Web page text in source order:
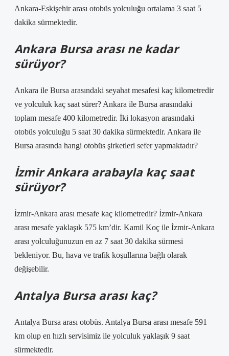
Ankara-Eskişehir arası otobüs yolculuğu ortalama 3 saat 5
dakika sürmektedir.
Ankara Bursa arası ne kadar
sürüyor?
Ankara ile Bursa arasındaki seyahat mesafesi kaç kilometredir
ve yolculuk kaç saat sürer? Ankara ile Bursa arasındaki
toplam mesafe 400 kilometredir. İki lokasyon arasındaki
otobüs yolculuğu 5 saat 30 dakika sürmektedir. Ankara ile
Bursa arasında hangi otobüs şirketleri sefer yapmaktadır?
İzmir Ankara arabayla kaç saat
sürüyor?
İzmir-Ankara arası mesafe kaç kilometredir? İzmir-Ankara
arası mesafe yaklaşık 575 km’dir. Kamil Koç ile İzmir-Ankara
arası yolculuğunuzun en az 7 saat 30 dakika sürmesi
bekleniyor. Bu, hava ve trafik koşullarına bağlı olarak
değişebilir.
Antalya Bursa arası kaç?
Antalya Bursa arası otobüs. Antalya Bursa arası mesafe 591
km olup en hızlı servisimiz ile yolculuk yaklaşık 9 saat
sürmektedir.